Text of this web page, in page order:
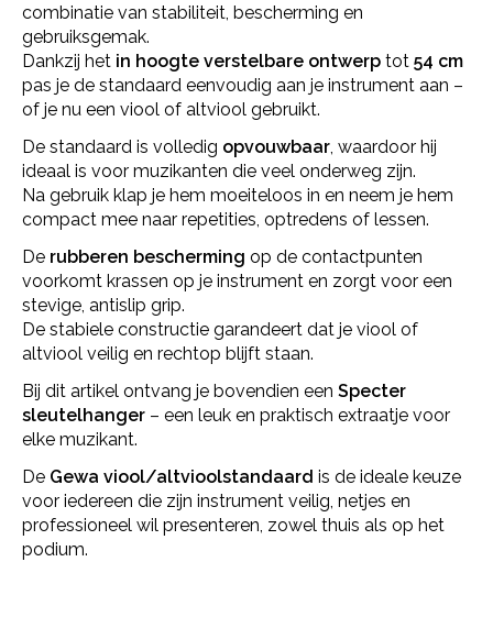
combinatie van stabiliteit, bescherming en
gebruiksgemak.
Dankzij het in hoogte verstelbare ontwerp tot 54 cm
pas je de standaard eenvoudig aan je instrument aan –
of je nu een viool of altviool gebruikt.
De standaard is volledig opvouwbaar , waardoor hij
ideaal is voor muzikanten die veel onderweg zijn.
Na gebruik klap je hem moeiteloos in en neem je hem
compact mee naar repetities, optredens of lessen.
De rubberen bescherming op de contactpunten
voorkomt krassen op je instrument en zorgt voor een
stevige, antislip grip.
De stabiele constructie garandeert dat je viool of
altviool veilig en rechtop blijft staan.
Bij dit artikel ontvang je bovendien een Specter
sleutelhanger – een leuk en praktisch extraatje voor
elke muzikant.
De Gewa viool/altvioolstandaard is de ideale keuze
voor iedereen die zijn instrument veilig, netjes en
professioneel wil presenteren, zowel thuis als op het
podium.